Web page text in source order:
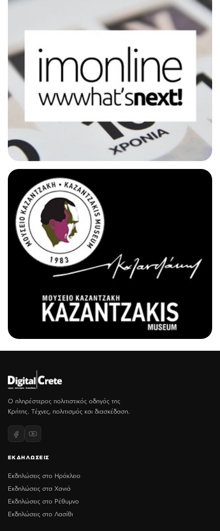
Ο πληρέστερος πολιτιστικός οδηγός της
Κρήτης. Τέχνες, πολιτισμός και διασκέδαση.
ΕΚΔΗΛΩΣΕΙΣ
Εκδηλώσεις στο Ηράκλειο
Εκδηλώσεις στα Χανιά
Εκδηλώσεις στο Ρέθυμνο
Εκδηλώσεις στο Λασίθι